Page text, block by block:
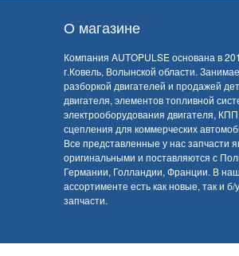
О магазине
Компания AUTOPULSE основана в
г.Ковель, Волынской области.
разборкой двигателей и продажей
двигателя, элементов топливной
электрооборудования двигателя,
сцепления для коммерческих
Все представленные у нас запчасти
оригинальными и поставляются с
Германии, Голландии, Франции. В
ассортименте есть как новые, так и б/у
запчасти.